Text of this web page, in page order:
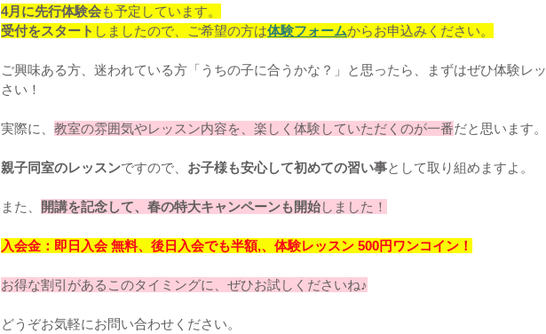
4月に先行体験会も予定しています。
受付をスタート しましたので、ご希望の方は体験フォームからお申込みください。
ご興味ある方、迷われている方「うちの子に合うかな？」と思ったら、まずはぜひ体験レ
さい！
実際に、 教室の雰囲気やレッスン内容を、楽しく体験していただくのが一番だと思います。
親子同室のレッスンですので、 お子様も安心して初めての習い事として取り組めますよ。
また、 開講を記念して、春の特大キャンペーンも開始しました！
入会金：即日入会 無料、後日入会でも半額,、体験レッスン 500円ワンコイン！
お得な割引があるこのタイミングに、 ぜひお試しくださいね♪
どうぞお気軽にお問い合わせください。